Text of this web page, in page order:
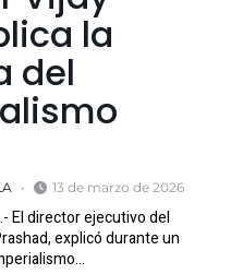
la
del
13 de marzo de 2026
El director ejecutivo del
explicó durante un